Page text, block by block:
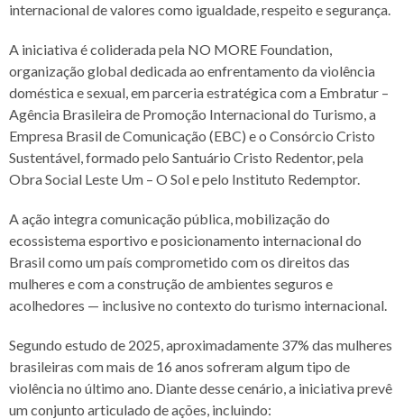
internacional de valores como igualdade, respeito e segurança.
A iniciativa é coliderada pela NO MORE Foundation,
organização global dedicada ao enfrentamento da violência
doméstica e sexual, em parceria estratégica com a Embratur –
Agência Brasileira de Promoção Internacional do Turismo, a
Empresa Brasil de Comunicação (EBC) e o Consórcio Cristo
Sustentável, formado pelo Santuário Cristo Redentor, pela
Obra Social Leste Um – O Sol e pelo Instituto Redemptor.
A ação integra comunicação pública, mobilização do
ecossistema esportivo e posicionamento internacional do
Brasil como um país comprometido com os direitos das
mulheres e com a construção de ambientes seguros e
acolhedores — inclusive no contexto do turismo internacional.
Segundo estudo de 2025, aproximadamente 37% das mulheres
brasileiras com mais de 16 anos sofreram algum tipo de
violência no último ano. Diante desse cenário, a iniciativa prevê
um conjunto articulado de ações, incluindo: